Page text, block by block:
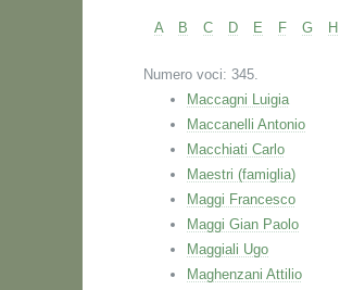
A B C D E F G H
Numero voci: 345.
Maccagni Luigia
Maccanelli Antonio
Macchiati Carlo
Maestri (famiglia)
Maggi Francesco
Maggi Gian Paolo
Maggiali Ugo
Maghenzani Attilio